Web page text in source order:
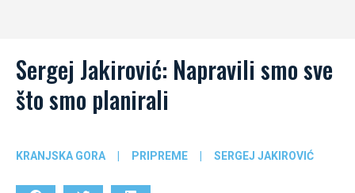
Sergej Jakirović: Napravili smo sve
što smo planirali
KRANJSKA GORA | PRIPREME | SERGEJ JAKIROVIĆ